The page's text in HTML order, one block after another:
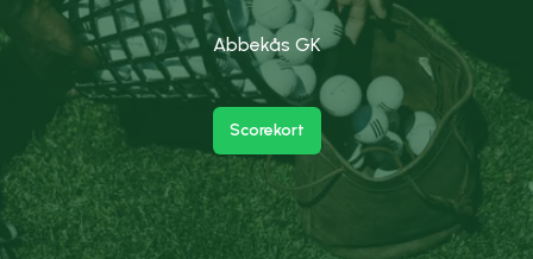
Abbekås GK
Scorekort